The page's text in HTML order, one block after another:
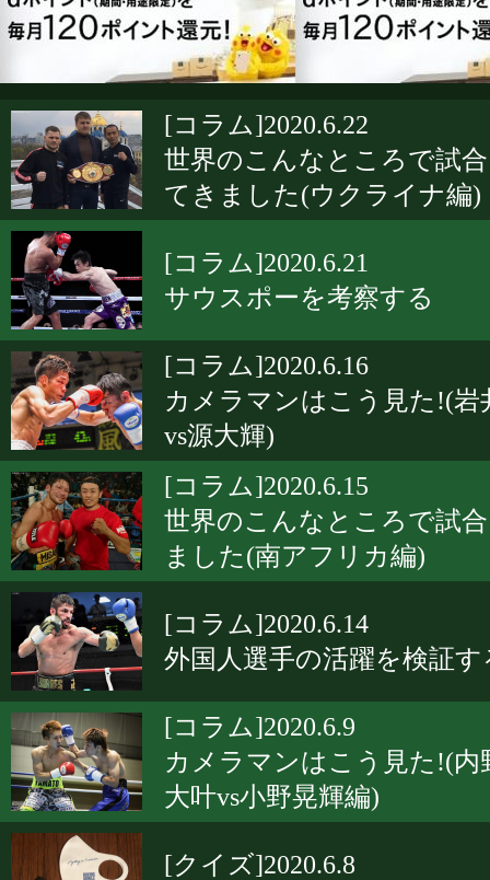
[コラム]2020.6.22
世界のこんなところで試
てきました(ウクライナ編)
[コラム]2020.6.21
サウスポーを考察する
[コラム]2020.6.16
カメラマンはこう見た!(岩
vs源大輝)
[コラム]2020.6.15
世界のこんなところで試
ました(南アフリカ編)
[コラム]2020.6.14
外国人選手の活躍を検証す
[コラム]2020.6.9
カメラマンはこう見た!(内
大叶vs小野晃輝編)
[クイズ]2020.6.8